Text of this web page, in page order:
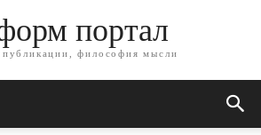
портал
философия мысли